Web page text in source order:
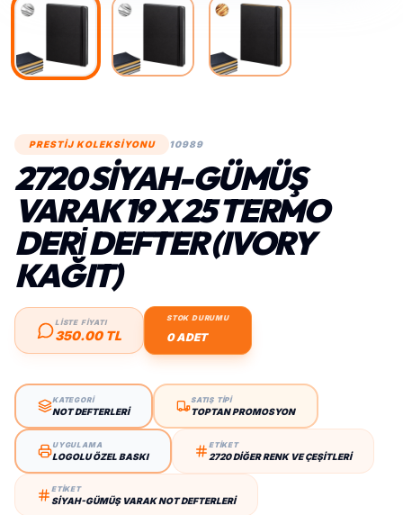
PRESTİJ KOLEKSİYONU 10989
2720 SIYAH-GÜMÜŞ
VARAK 19 X 25 TERMO
DERİ DEFTER (IVORY
KAĞIT)
LİSTE FİYATI
350.00 TL
STOK DURUMU
0 ADET
KATEGORİ
NOT DEFTERLERI
SATIŞ TİPİ
TOPTAN PROMOSYON
UYGULAMA
LOGOLU ÖZEL BASKI
ETİKET
2720 DIĞER RENK VE ÇEŞITLERI
ETİKET
SIYAH-GÜMÜŞ VARAK NOT DEFTERLERI